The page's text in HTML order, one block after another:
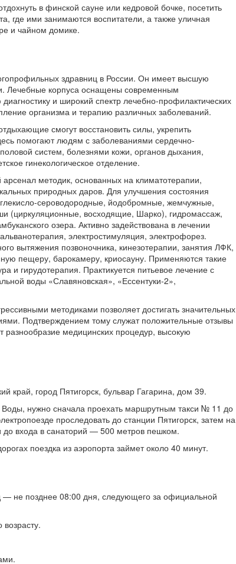
в финской сауне или кедровой бочке, посетить
где ими занимаются воспитатели, а также уличная
и чайном домике.
здравниц в России. Он имеет высшую
Лечебные корпуса оснащены современным
и широкий спектр лечебно-профилактических
организма и терапию различных заболеваний.
смогут восстановить силы, укрепить
помогают людям с заболеваниями сердечно-
систем, болезнями кожи, органов дыхания,
гинекологическое отделение.
методик, основанных на климатотерапии,
природных даров. Для улучшения состояния
сероводородные, йодобромные, жемчужные,
(циркуляционные, восходящие, Шарко), гидромассаж,
озера. Активно задействована в лечении
электростимуляция, электрофорез.
вытяжения позвоночника, кинезотерапии, занятия ЛФК,
пещеру, барокамеру, криосауну. Применяются такие
и гирудотерапия. Практикуется питьевое лечение с
воды «Славяновская», «Ессентуки-2»,
методиками позволяет достигать значительных
Подтверждением тому служат положительные отзывы
разнообразие медицинских процедур, высокую
край, город Пятигорск, бульвар Гагарина, дом 39.
нужно сначала проехать маршрутным такси № 11 до
проследовать до станции Пятигорск, затем на
до входа в санаторий — 500 метров пешком.
поездка из аэропорта займет около 40 минут.
не позднее 08:00 дня, следующего за официальной